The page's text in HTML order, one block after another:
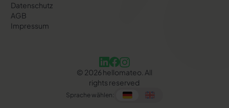
Datenschutz
AGB
Impressum
© 2026 hellomateo. All
rights reserved
Sprache wählen: